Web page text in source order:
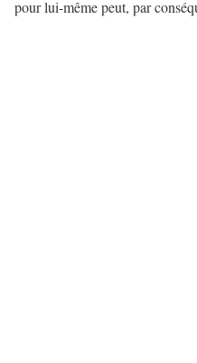
pour lui-même peut, par